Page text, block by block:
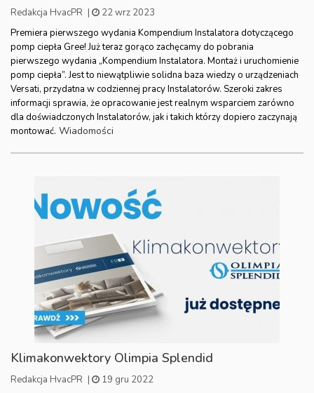
Redakcja HvacPR |
22 wrz 2023
Premiera pierwszego wydania Kompendium Instalatora dotyczącego
pomp ciepła Gree! Już teraz gorąco zachęcamy do pobrania
pierwszego wydania „Kompendium Instalatora. Montaż i uruchomienie
pomp ciepła”. Jest to niewątpliwie solidna baza wiedzy o urządzeniach
Versati, przydatna w codziennej pracy Instalatorów. Szeroki zakres
informacji sprawia, że opracowanie jest realnym wsparciem zarówno
dla doświadczonych Instalatorów, jak i takich którzy dopiero zaczynają
montować. Wiadomości
Klimakonwektory Olimpia Splendid
Redakcja HvacPR |
19 gru 2022